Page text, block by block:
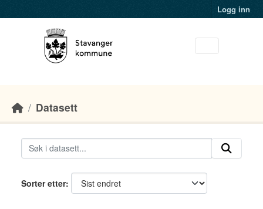
Logg inn
Datasett
Sorter etter